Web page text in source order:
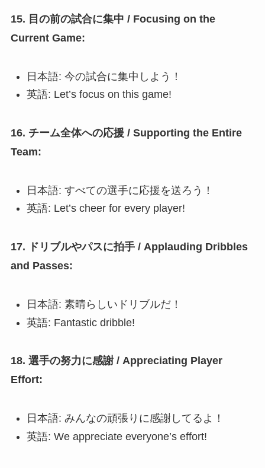
15. 目の前の試合に集中 / Focusing on the
Current Game:
日本語: 今の試合に集中しよう！
英語: Let’s focus on this game!
16. チーム全体への応援 / Supporting the Entire
Team:
日本語: すべての選手に応援を送ろう！
英語: Let’s cheer for every player!
17. ドリブルやパスに拍手 / Applauding Dribbles
and Passes:
日本語: 素晴らしいドリブルだ！
英語: Fantastic dribble!
18. 選手の努力に感謝 / Appreciating Player
Effort:
日本語: みんなの頑張りに感謝してるよ！
英語: We appreciate everyone’s effort!